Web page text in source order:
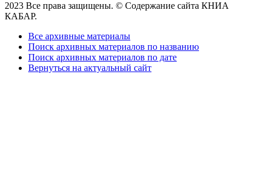
2023 Все права защищены. © Содержание сайта КНИА
КАБАР.
Все архивные материалы
Поиск архивных материалов по названию
Поиск архивных материалов по дате
Вернуться на актуальный сайт